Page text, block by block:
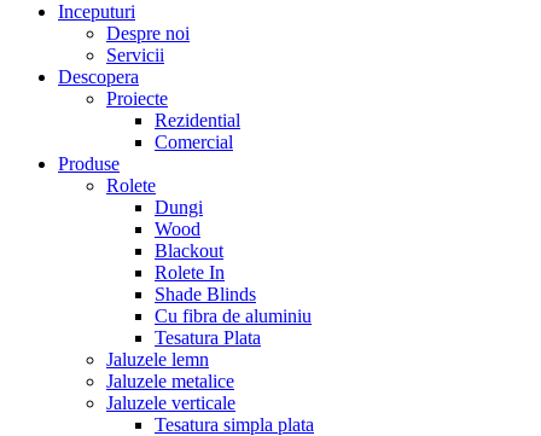
Inceputuri
Despre noi
Servicii
Descopera
Proiecte
Rezidential
Comercial
Produse
Rolete
Dungi
Wood
Blackout
Rolete In
Shade Blinds
Cu fibra de aluminiu
Tesatura Plata
Jaluzele lemn
Jaluzele metalice
Jaluzele verticale
Tesatura simpla plata